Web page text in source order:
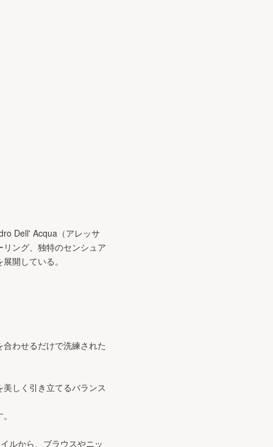
Dell' Acqua（アレッサ
ング、独特のセンシュア
開している。
わせるだけで洗練された
しく引き立てるバランス
ルから、ブラウスやニッ